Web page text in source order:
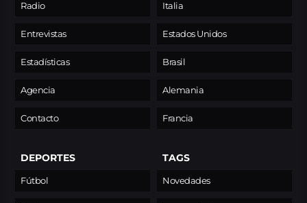
Radio
Entrevistas
Estadísticas
Agencia
Contacto
Italia
Estados Unidos
Brasil
Alemania
Francia
DEPORTES
Fútbol
TAGS
Novedades